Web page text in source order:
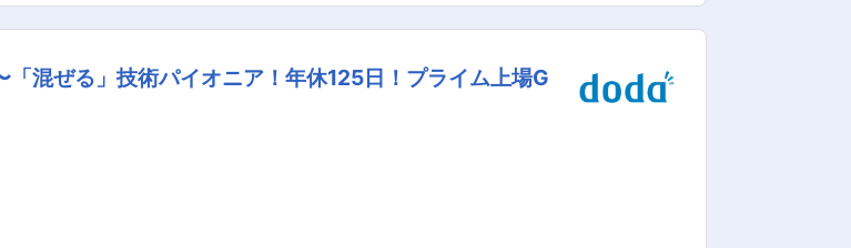
パソナグループ社内のDX推進、効率化支援アプリの開発/運用など。 ▼プロジェ
予約アプリ（フードロスゼロに貢献） ・スキルシェアマッチングアプリ 等 ■
との共同プロジェクトによる地方創生や社会貢献度の高いプロジェクトなども特
用可能、男性育休取得推進、内閣府ベビーシッター補助割引制度 変更の範
混ぜる」技術パイオニア！年休125日！プライム上場G